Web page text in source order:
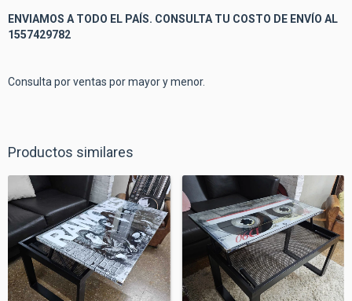
ENVIAMOS A TODO EL PAÍS. CONSULTA TU COSTO DE ENVÍO AL
1557429782
Consulta por ventas por mayor y menor.
Productos similares